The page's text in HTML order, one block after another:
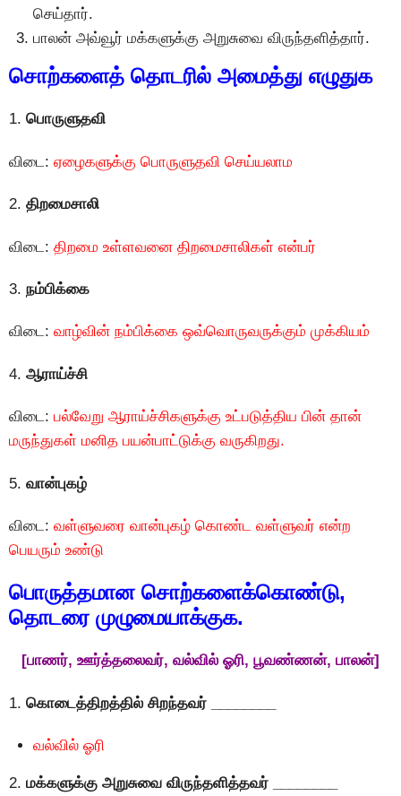
செய்தார்.
பாலன் அவ்வூர் மக்களுக்கு அறுசுவை விருந்தளித்தார்.
சொற்களைத் தொடரில் அமைத்து எழுதுக
1. பொருளுதவி
விடை: ஏழைகளுக்கு பொருளுதவி செய்யலாம
2. திறமைசாலி
விடை: திறமை உள்ளவனை திறமைசாலிகள் என்பர்
3. நம்பிக்கை
விடை: வாழ்வின் நம்பிக்கை ஒவ்வொருவருக்கும் முக்கியம்
4. ஆராய்ச்சி
விடை: பல்வேறு ஆராய்ச்சிகளுக்கு உட்படுத்திய பின் தான்
மருந்துகள் மனித பயன்பாட்டுக்கு வருகிறது.
5. வான்புகழ்
விடை: வள்ளுவரை வான்புகழ் கொண்ட வள்ளுவர் என்ற
பெயரும் உண்டு
பொருத்தமான சொற்களைக்கொண்டு,
தொடரை முழுமையாக்குக.
[பாணர், ஊர்த்தலைவர், வல்வில் ஓரி, பூவண்ணன், பாலன்]
1. கொடைத்திறத்தில் சிறந்தவர் ________
வல்வில் ஓரி
2. மக்களுக்கு அறுசுவை விருந்தளித்தவர் ________